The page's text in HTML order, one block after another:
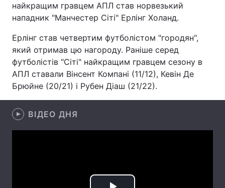
Економіка Світ
Техно і зв'язок Лайт
Зброя Інциденти
Здоров'я
Цікавинки
найкращим гравцем АПЛ став норвезький
нападник "Манчестер Сіті" Ерлінг Холанд.
Ерлінг став четвертим футболістом "городян",
який отримав цю нагороду. Раніше серед
футболістів "Сіті" найкращим гравцем сезону в
АПЛ ставали Вінсент Компані (11/12), Кевін Де
Брюйне (20/21) і Рубен Діаш (21/22).
ВІДЕО ДНЯ